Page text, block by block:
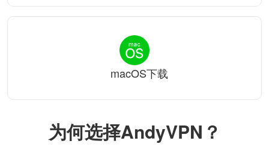
为何选择AndyVPN？
macOS下载